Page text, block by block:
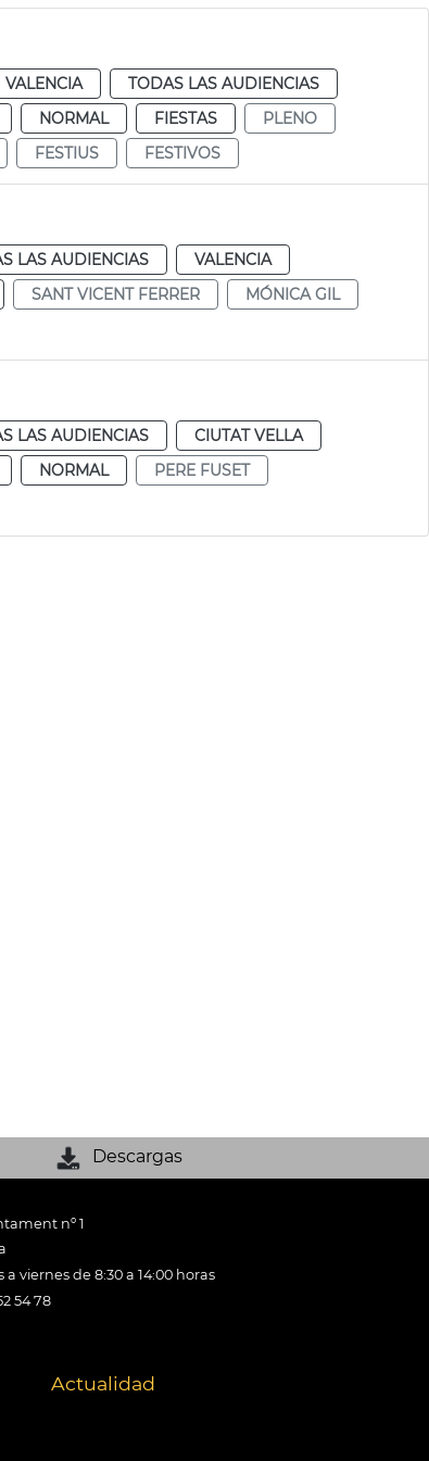
VALENCIA
TODAS LAS AUDIENCIAS
NORMAL FIESTAS
PLENO
FESTIUS FESTIVOS
LAS AUDIENCIAS
VALENCIA
SANT VICENT FERRER
MÓNICA GIL
LAS AUDIENCIAS
CIUTAT VELLA
NORMAL
PERE FUSET
Descargas
nº 1
a viernes de 8:30 a 14:00 horas
54 78
Actualidad